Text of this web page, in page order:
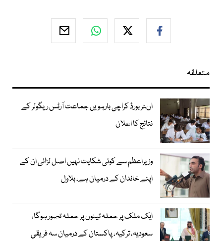
متعلقہ
اںٹر بورڈ کراچی بارہویں جماعت آرٹس ریگولر کے
نتائج کا اعلان
وزیراعظم سے کوئی شکایت نہیں اصل لڑائی ان کے
اپنے خاندان کے درمیان ہے، بلاول
ایک ملک پر حملہ تینوں پر حملہ تصور ہوگا،
سعودیہ، ترکیہ، پاکستان کے درمیان سہ فریقی